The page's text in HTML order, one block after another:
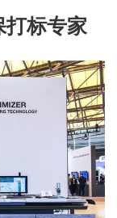
标专家